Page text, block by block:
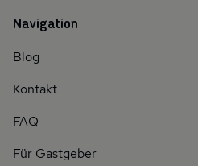
Navigation
Blog
Kontakt
FAQ
Für Gastgeber